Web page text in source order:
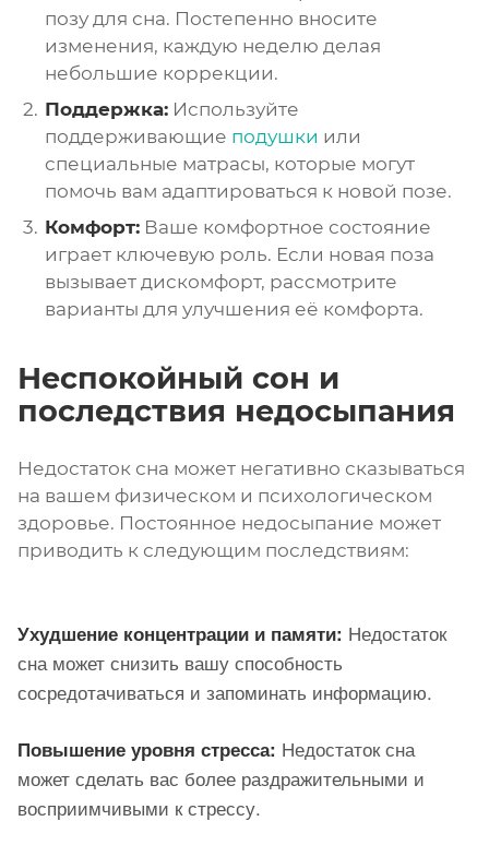
позу для сна. Постепенно вносите
изменения, каждую неделю делая
небольшие коррекции.
Поддержка: Используйте
поддерживающие подушки или
специальные матрасы, которые могут
помочь вам адаптироваться к новой позе.
Комфорт: Ваше комфортное состояние
играет ключевую роль. Если новая поза
вызывает дискомфорт, рассмотрите
варианты для улучшения её комфорта.
Неспокойный сон и
последствия недосыпания
Недостаток сна может негативно сказываться
на вашем физическом и психологическом
здоровье. Постоянное недосыпание может
приводить к следующим последствиям:
Ухудшение концентрации и памяти: Недостаток
сна может снизить вашу способность
сосредотачиваться и запоминать информацию.
Повышение уровня стресса: Недостаток сна
может сделать вас более раздражительными и
восприимчивыми к стрессу.